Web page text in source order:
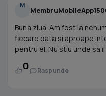
M
Buna ziua. Am fost la
fiecare data si aproape
pentru el. Nu stiu unde sa
0 Raspunde